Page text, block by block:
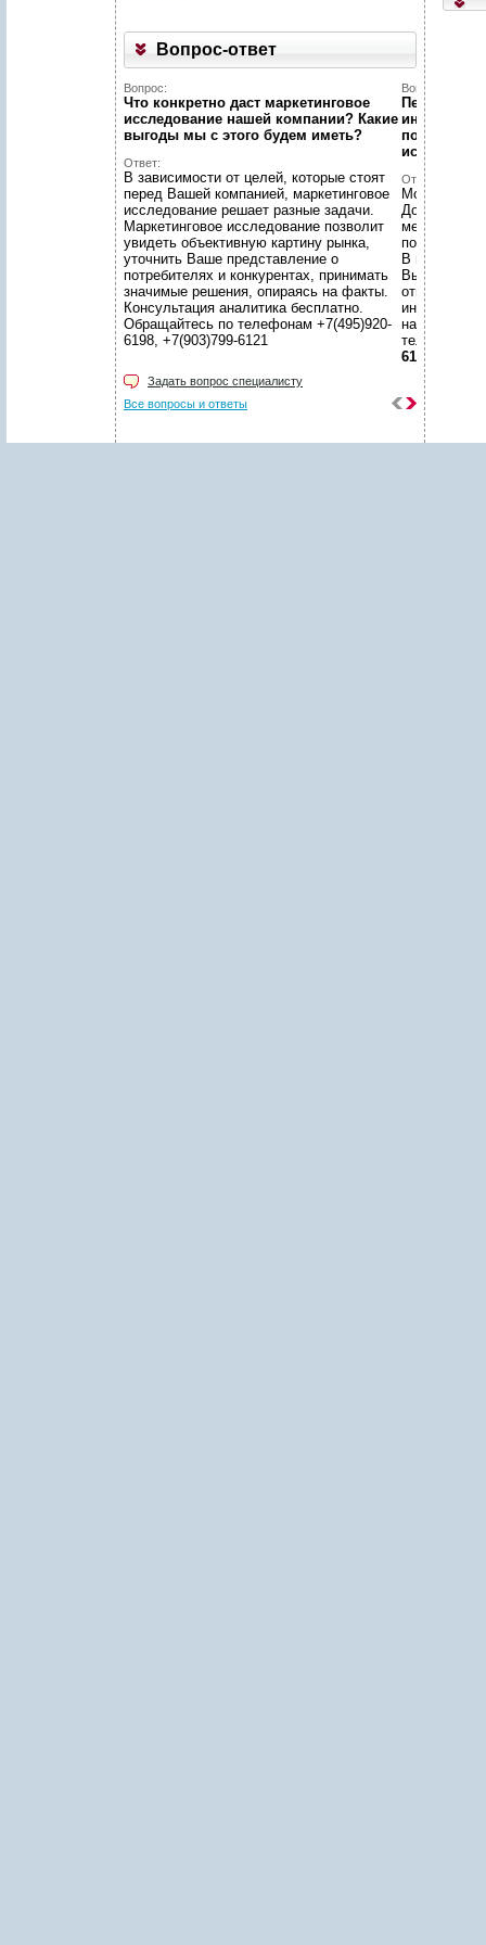
Вопрос-ответ
Вопрос:
Что конкретно даст маркетинговое
исследование нашей компании? Какие
выгоды мы c этого будем иметь?
Ответ:
В зависимости от целей, которые стоят
перед Вашей компанией, маркетинговое
исследование решает разные задачи.
Маркетинговое исследование позволит
увидеть объективную картину рынка,
уточнить Ваше представление о
потребителях и конкурентах, принимать
значимые решения, опираясь на факты.
Консультация аналитика бесплатно.
Обращайтесь по телефонам +7(495)920-
6198, +7(903)799-6121
Вопрос:
Первый раз
интернет...
Ответ:
Можно! Мы
менеджером
подготовят
В нашем
Вы сможете
находится
телефонам
6121
Задать вопрос специалисту
Все вопросы и ответы
Укажите код, изображённый
Поля, отмеченные звёздочкой ( ), обязательны для заполнения.